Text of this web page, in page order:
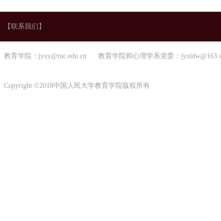
【联系我们】
教育学院：jyxy@ruc.edu.cn 教育学院和心理学系党委：
Copyright ©2018中国人民大学教育学院版权所有